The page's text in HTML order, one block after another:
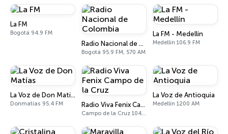
La FM
Bogotá 94.9 FM
Radio Nacional de Colombia
Bogotá 95.9 FM, 570 AM
La FM - Medellín
Medellín 106.9 FM
La Voz de Don Matías
Donmatías 95.4 FM Radio Viva Fenix Campo de la Cruz
Campo de la Cruz 104.1 FM
La Voz de Antioquia
Medellín 1200 AM